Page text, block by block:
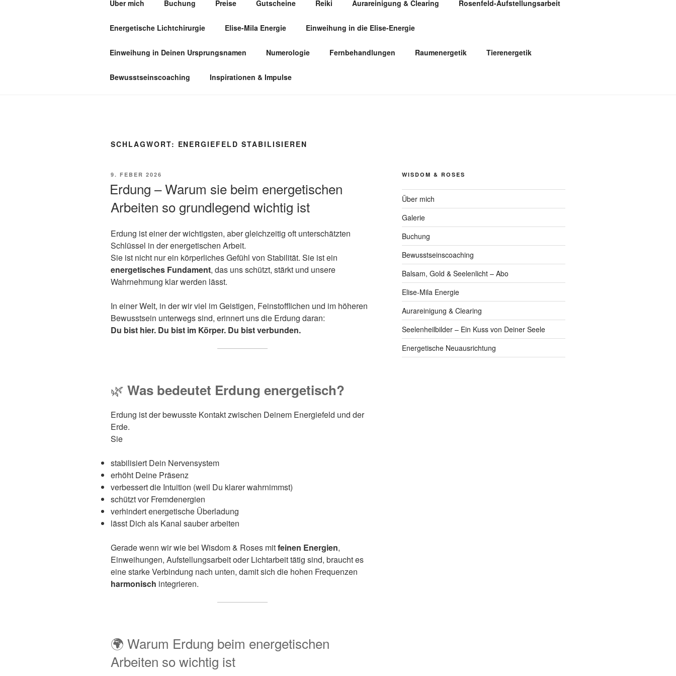
PRAXIS FÜR HUMANENERGETIK
Über mich Buchung Preise Gutscheine Reiki Aurareinigung & Clearing Rosenfeld-Aufstellungsarbeit
Energetische Lichtchirurgie Elise-Mila Energie Einweihung in die Elise-Energie
Einweihung in Deinen Ursprungsnamen Numerologie Fernbehandlungen Raumenergetik Tierenergetik
Bewusstseinscoaching Inspirationen & Impulse
SCHLAGWORT: ENERGIEFELD STABILISIEREN
VERÖFFENTLICHT
9. FEBER 2026
Erdung – Warum sie beim energetischen
Arbeiten so grundlegend wichtig ist
Erdung ist einer der wichtigsten, aber gleichzeitig oft unterschätzten
Schlüssel in der energetischen Arbeit.
Sie ist nicht nur ein körperliches Gefühl von Stabilität. Sie ist ein
energetisches Fundament, das uns schützt, stärkt und unsere
Wahrnehmung klar werden lässt.
In einer Welt, in der wir viel im Geistigen, Feinstofflichen und im höheren
Bewusstsein unterwegs sind, erinnert uns die Erdung daran:
Du bist hier. Du bist im Körper. Du bist verbunden.
🌿 Was bedeutet Erdung energetisch?
Erdung ist der bewusste Kontakt zwischen Deinem Energiefeld und der
Erde.
Sie
stabilisiert Dein Nervensystem
erhöht Deine Präsenz
verbessert die Intuition (weil Du klarer wahrnimmst)
schützt vor Fremdenergien
verhindert energetische Überladung
lässt Dich als Kanal sauber arbeiten
Gerade wenn wir wie bei Wisdom & Roses mitfeinen Energien,
Einweihungen, Aufstellungsarbeit oder Lichtarbeit tätig sind, braucht es
eine starke Verbindung nach unten, damit sich die hohen Frequenzen
harmonisch integrieren.
🌍 Warum Erdung beim energetischen
Arbeiten so wichtig ist
WISDOM & ROSES
Über mich
Galerie
Buchung
Bewusstseinscoaching
Balsam, Gold & Seelenlicht – Abo
Elise-Mila Energie
Aurareinigung & Clearing
Seelenheilbilder – Ein Kuss von Deiner Seele
Energetische Neuausrichtung